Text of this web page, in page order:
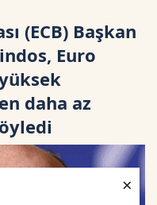
×
(ECB) Başkan
Euro
daha az